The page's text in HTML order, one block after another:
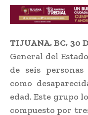
TIJUANA, BC, 30
General del
de seis
como
edad. Este grupo
compuesto por